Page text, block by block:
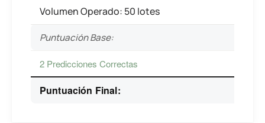
Volumen Operado: 50 lotes
Puntuación Base:
2 Predicciones Correctas
Puntuación Final: